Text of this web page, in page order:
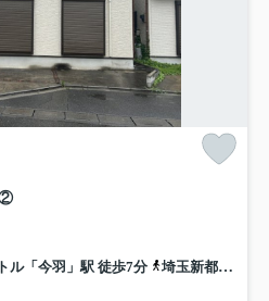
②
ル「今羽」駅 徒歩7分
埼玉新都市交通ニューシャトル「吉野原」駅 徒歩15分